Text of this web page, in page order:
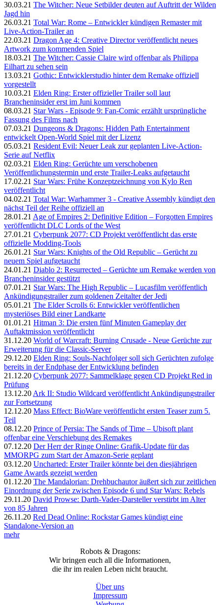
30.03.21 The Witcher: Neue Setbilder deuten auf Auftritt der Wilden
Jagd hin
26.03.21 Total War: Rome – Entwickler kündigen Remaster mit
Live-Action-Trailer an
22.03.21 Dragon Age 4: Creative Director veröffentlicht neues
Artwork zum kommenden Spiel
18.03.21 The Witcher: Cassie Claire wird offenbar als Philippa
Eilhart zu sehen sein
13.03.21 Gothic: Entwicklerstudio hinter dem Remake offiziell
vorgestellt
10.03.21 Elden Ring: Erster offizieller Trailer soll laut
Brancheninsider erst im Juni kommen
08.03.21 Star Wars - Episode 9: Fan-Comic erzählt ursprüngliche
Fassung des Films nach
07.03.21 Dungeons & Dragons: Hidden Path Entertainment
entwickelt Open-World Spiel mit der Lizenz
05.03.21 Resident Evil: Neuer Leak zur geplanten Live-Action-
Serie auf Netflix
02.03.21 Elden Ring: Gerüchte um verschobenen
Veröffentlichungstermin und erste Trailer-Leaks aufgetaucht
17.02.21 Star Wars: Frühe Konzeptzeichnung von Kylo Ren
veröffentlicht
04.02.21 Total War: Warhammer 3 - Creative Assembly kündigt den
nächst Teil der Reihe offiziell an
28.01.21 Age of Empires 2: Definitive Edition – Forgotten Empires
veröffentlicht DLC Lords of the West
27.01.21 Cyberpunk 2077: CD Projekt veröffentlicht das erste
offizielle Modding-Tools
26.01.21 Star Wars: Knights of the Old Republic – Gerücht zu
neuem Spiel aufgetaucht
24.01.21 Diablo 2: Resurrected – Gerüchte um Remake werden von
Brancheninsider gestützt
07.01.21 Star Wars: The High Republic – Lucasfilm veröffentlich
Ankündigungstrailer zum goldenen Zeitalter der Jedi
05.01.21 The Elder Scrolls 6: Entwickler veröffentlichen
mysteriöses Bild einer Landkarte
01.01.21 Hitman 3: Die ersten fünf Minuten Gameplay der
Auftaktmission veröffentlicht
31.12.20 World of Warcraft: Burning Crusade - Neue Gerüchte zur
Erweiterung für die Classic-Server
29.12.20 Elden Ring: Souls-Nachfolger soll sich Gerüchten zufolge
bereits in der Endphase der Entwicklung befinden
21.12.20 Cyberpunk 2077: Sammelklage gegen CD Projekt Red in
Prüfung
13.12.20 Ark II: Studio Wildcard veröffentlicht Ankündigungstrailer
zur Fortsetzung
12.12.20 Mass Effect: BioWare veröffentlicht ersten Teaser zum 5.
Teil
08.12.20 Prince of Persia: The Sands of Time – Ubisoft plant
offenbar eine Verschiebung des Remakes
07.12.20 Der Herr der Ringe Online: Grafik-Update für das
MMORPG zum Start der Amazon-Serie geplant
03.12.20 Uncharted: Erster Trailer könnte bei den diesjährigen
Game Awards gezeigt werden
01.12.20 The Mandalorian: Drehbuchautor äußert sich zur zeitlichen
Einordnung der Serie zwischen Episode 6 und Star Wars: Rebels
29.11.20 David Prowse: Darth-Vader-Darsteller verstirbt im Alter
von 85 Jahren
26.11.20 Red Dead Online: Rockstar Games kündigt eine
Standalone-Version an
mehr
Robots & Dragons:
Wir bringen euch all die Informationen,
die ihr im realen Leben nicht braucht.
Über uns
Impressum